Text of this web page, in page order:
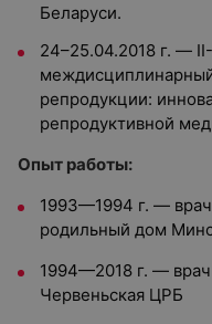
Беларуси.
24–25.04.2018 г. —
репродукции:
репродуктивной
Опыт работы:
1993—1994 г. —
родильный дом
1994—2018 г. —
Червеньская ЦРБ